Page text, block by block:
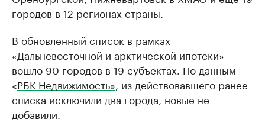
городов в 12 регионах страны.
В обновленный список в рамках
«Дальневосточной и арктической ипотеки»
вошло 90 городов в 19 субъектах. По данным
«РБК Недвижимость» , из действовавшего ранее
списка исключили два города, новые не
добавили.